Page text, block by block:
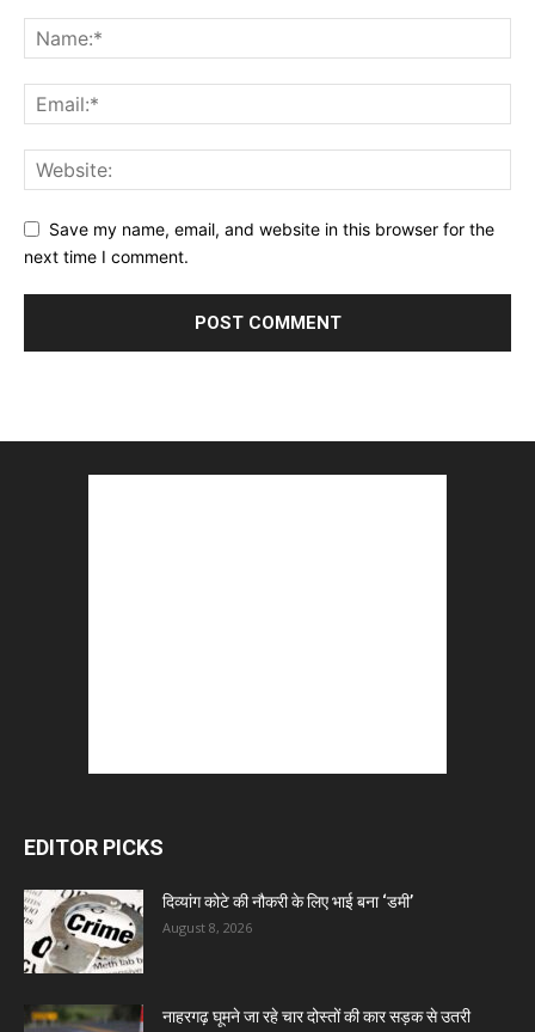
Save my name, email, and website in this browser for the
next time I comment.
EDITOR PICKS
दिव्यांग कोटे की नौकरी के लिए भाई बना ‘डमी’
August 8, 2026
नाहरगढ़ घूमने जा रहे चार दोस्तों की कार सड़क से उतरी